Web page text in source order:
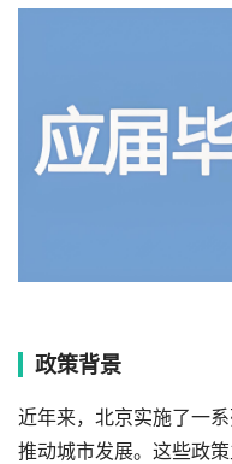
政策背景
近年来，北京实施了一
推动城市发展。这些政